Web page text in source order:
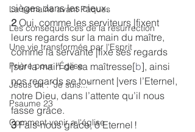
La semaine avant Pâques
Les conséquences de la résurrection
Une vie transformée par l'Esprit
Prière pour l'Église
Jésus dit : "Je suis..."
Psaume 23
Comment venir a l'église
sièges dans les cieux.
2 Oui, comme les serviteurs |fixent
leurs regards sur la main du maître,
comme la servante |fixe ses regards
|sur la main de sa maîtresse[b], ainsi
nos regards se tournent |vers l’Eternel,
notre Dieu, dans l’attente qu’il nous
fasse grâce.
3 Fais-nous grâce, ô Eternel !